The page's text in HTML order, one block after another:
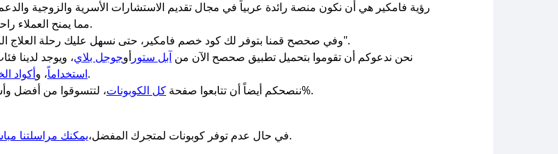
رؤية فامكير هي أن نكون منصة رائدة عربياً في مجال تقديم الاستشارات الأسرية والزوجية
مما يمنح العملاء راحة في مشاركة أفكارهم وهمومهم مع الإخصائيين النفسيين.
وفي صحصح قمنا بتوفر لك كود خصم فامكير، حتى نسهل عليك رحلة العلاج النفسي أو كما نحب ان نطلق عليها "رحلة إستكشاف النفس".
نحن ندعوكم أن تقوموا بتحميل تطبيق صحصح الآن من آبل ستور أوجوجل بلاي، ويوجد لدينا
استخداماً، وأكواد
لأفضل الخصومات والعروض الحصرية.
ننصحكم أيضاً أن تتابعوا صفحة كل الكوبونات، لتتسوقوا من أفضل
فعالة 100%.
في حال عدم توفر كوبونات لمتجرك المفضل،يمكنك مراسلتنا وسنعمل على توفير الكوبونات في أسرع وقت ممكن.